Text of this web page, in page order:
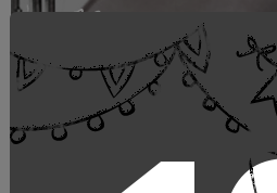
Maroquinerie
SACS ET PETITE